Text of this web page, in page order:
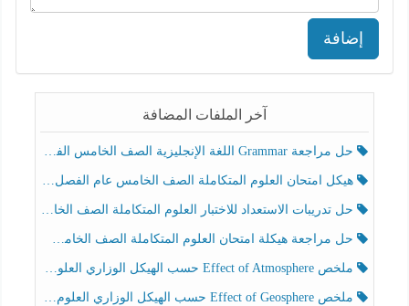
إضافة
آخر الملفات المضافة
حل مراجعة Grammar اللغة الإنجليزية الصف الخامس الفصل الثالث
هيكل امتحان العلوم المتكاملة الصف الخامس عام الفصل الدراسي الثالث 2025-2026
حل تدريبات الاستعداد للاختبار العلوم المتكاملة الصف الخامس عام الفصل الثالث
حل مراجعة هيكلة امتحان العلوم المتكاملة الصف الخامس انسبير الفصل الثالث
ملخص Effect of Atmosphere حسب الهيكل الوزاري العلوم المتكاملة الصف الخامس انسبير الفصل الثالث
ملخص Effect of Geosphere حسب الهيكل الوزاري العلوم المتكاملة الصف الخامس انسبير الفصل الثالث